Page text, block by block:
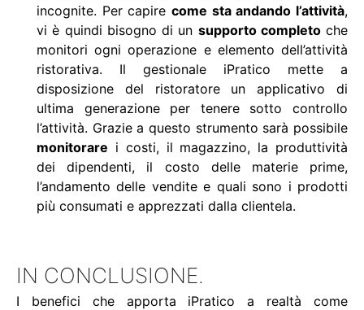
incognite. Per capire come sta andando l’attività,
vi è quindi bisogno di un supporto completoche
monitori ogni operazione e elemento dell’attività
ristorativa. Il gestionale iPratico mette a
disposizione del ristoratore un applicativo di
ultima generazione per tenere sotto controllo
l’attività. Grazie a questo strumento sarà possibile
monitorare i costi, il magazzino, la produttività
dei dipendenti, il costo delle materie prime,
l’andamento delle vendite e quali sono i prodotti
più consumati e apprezzati dalla clientela.
IN CONCLUSIONE.
I benefici che apporta iPratico a realtà come